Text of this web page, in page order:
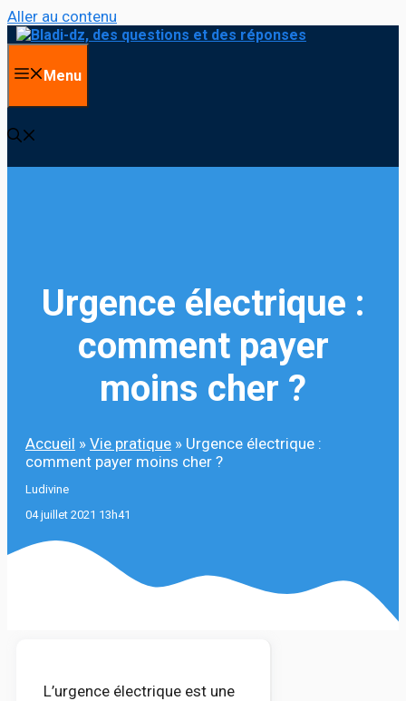
Aller au contenu
Menu
Urgence électrique :
comment payer
moins cher ?
Accueil » Vie pratique » Urgence électrique :
comment payer moins cher ?
Ludivine
04 juillet 2021 13h41
L’urgence électrique est une